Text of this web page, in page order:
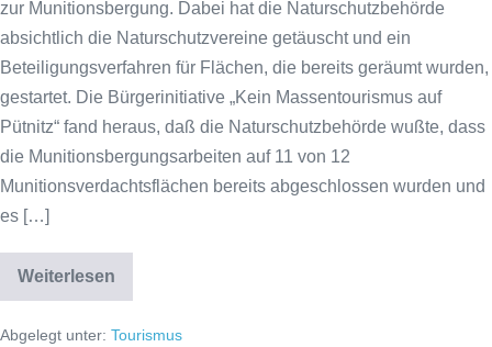
zur Munitionsbergung. Dabei hat die Naturschutzbehörde
absichtlich die Naturschutzvereine getäuscht und ein
Beteiligungsverfahren für Flächen, die bereits geräumt wurden,
gestartet. Die Bürgerinitiative „Kein Massentourismus auf
Pütnitz“ fand heraus, daß die Naturschutzbehörde wußte, dass
die Munitionsbergungsarbeiten auf 11 von 12
Munitionsverdachtsflächen bereits abgeschlossen wurden und
es […]
Weiterlesen
Großprojekt
„Bernsteinresort
der
Abgelegt unter: Tourismus